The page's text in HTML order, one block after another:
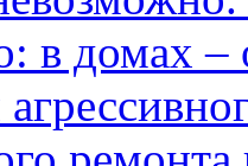
в домах